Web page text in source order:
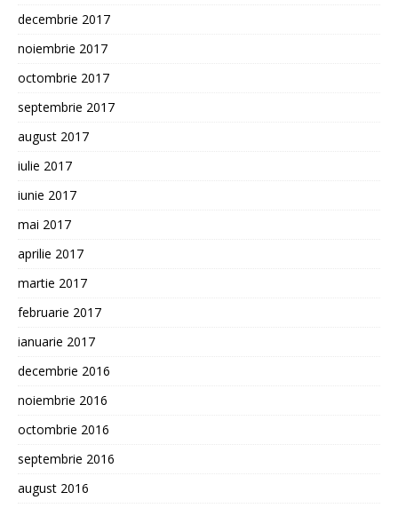
decembrie 2017
noiembrie 2017
octombrie 2017
septembrie 2017
august 2017
iulie 2017
iunie 2017
mai 2017
aprilie 2017
martie 2017
februarie 2017
ianuarie 2017
decembrie 2016
noiembrie 2016
octombrie 2016
septembrie 2016
august 2016